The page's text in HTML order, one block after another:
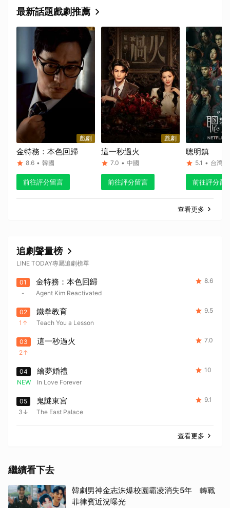
最新話題戲劇推薦
戲劇
金特務：本色回歸
8.6 • 韓國
前往評分留言
戲劇
這一秒過火
7.0 • 中國
前往評分留言
聰明鎮
5.1 • 台灣
前往評分留
查看更多
追劇聲量榜
LINE TODAY專屬追劇榜單
01
-
金特務：本色回歸
Agent Kim Reactivated
8.6
02
1
鐵拳教育
Teach You a Lesson
9.5
03
2
這一秒過火 7.0
04
NEW
繪夢婚禮
In Love Forever
10
05
3
鬼謎東宮
The East Palace
9.1
查看更多
繼續看下去
韓劇男神金志洙爆校園霸凌消失5年 轉戰
菲律賓近況曝光